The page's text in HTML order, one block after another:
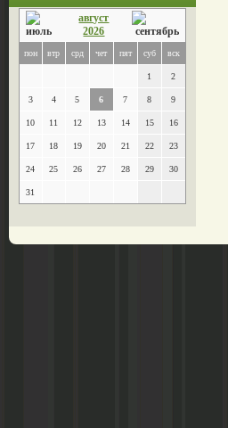
август
2026
пон втр срд чет пят суб вск
1 2
3 4 5 6 7 8 9
10 11 12 13 14 15 16
17 18 19 20 21 22 23
24 25 26 27 28 29 30
31